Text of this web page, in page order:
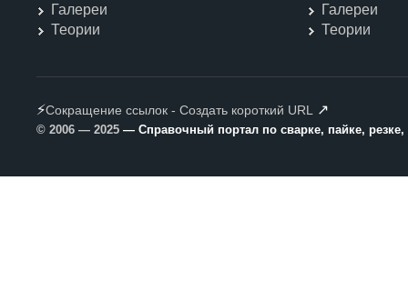
Галереи
Теории
Галереи
Теории
⚡Сокращение ссылок - Создать короткий URL ↗
© 2006 — 2025 — Справочный портал по сварке, пайке,